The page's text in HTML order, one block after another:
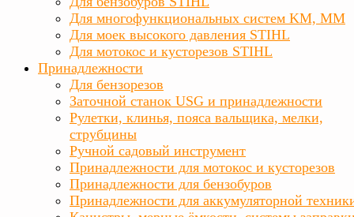
Для многофункциональных систем KM, MM
Для моек высокого давления STIHL
Для мотокос и кусторезов STIHL
Принадлежности
Для бензорезов
Заточной станок USG и принадлежности
Рулетки, клинья, пояса вальщика, мелки,
струбцины
Ручной садовый инструмент
Принадлежности для мотокос и кусторезов
Принадлежности для бензобуров
Принадлежности для аккумуляторной